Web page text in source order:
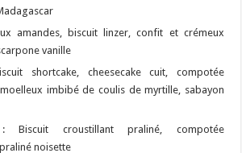
amandes, biscuit linzer, confit et crémeux
vanille
shortcake, cheesecake cuit, compotée
imbibé de coulis de myrtille, sabayon
croustillant praliné, compotée
noisette